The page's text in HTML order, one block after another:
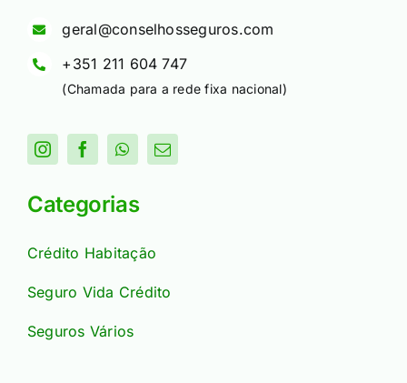
geral@conselhosseguros.com
+351 211 604 747
(Chamada para a rede fixa nacional)
Categorias
Crédito Habitação
Seguro Vida Crédito
Seguros Vários